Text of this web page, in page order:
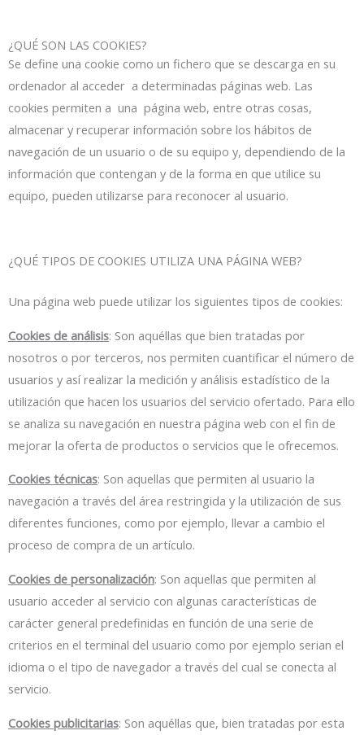
¿QUÉ SON LAS COOKIES?
Se define una cookie como un fichero que se descarga en su
ordenador al acceder a determinadas páginas web. Las
cookies permiten a una página web, entre otras cosas,
almacenar y recuperar información sobre los hábitos de
navegación de un usuario o de su equipo y, dependiendo de la
información que contengan y de la forma en que utilice su
equipo, pueden utilizarse para reconocer al usuario.
¿QUÉ TIPOS DE COOKIES UTILIZA UNA PÁGINA WEB?
Una página web puede utilizar los siguientes tipos de cookies:
Cookies de análisis: Son aquéllas que bien tratadas por
nosotros o por terceros, nos permiten cuantificar el número de
usuarios y así realizar la medición y análisis estadístico de la
utilización que hacen los usuarios del servicio ofertado. Para ello
se analiza su navegación en nuestra página web con el fin de
mejorar la oferta de productos o servicios que le ofrecemos.
Cookies técnicas: Son aquellas que permiten al usuario la
navegación a través del área restringida y la utilización de sus
diferentes funciones, como por ejemplo, llevar a cambio el
proceso de compra de un artículo.
Cookies de personalización: Son aquellas que permiten al
usuario acceder al servicio con algunas características de
carácter general predefinidas en función de una serie de
criterios en el terminal del usuario como por ejemplo serian el
idioma o el tipo de navegador a través del cual se conecta al
servicio.
Cookies publicitarias: Son aquéllas que, bien tratadas por esta